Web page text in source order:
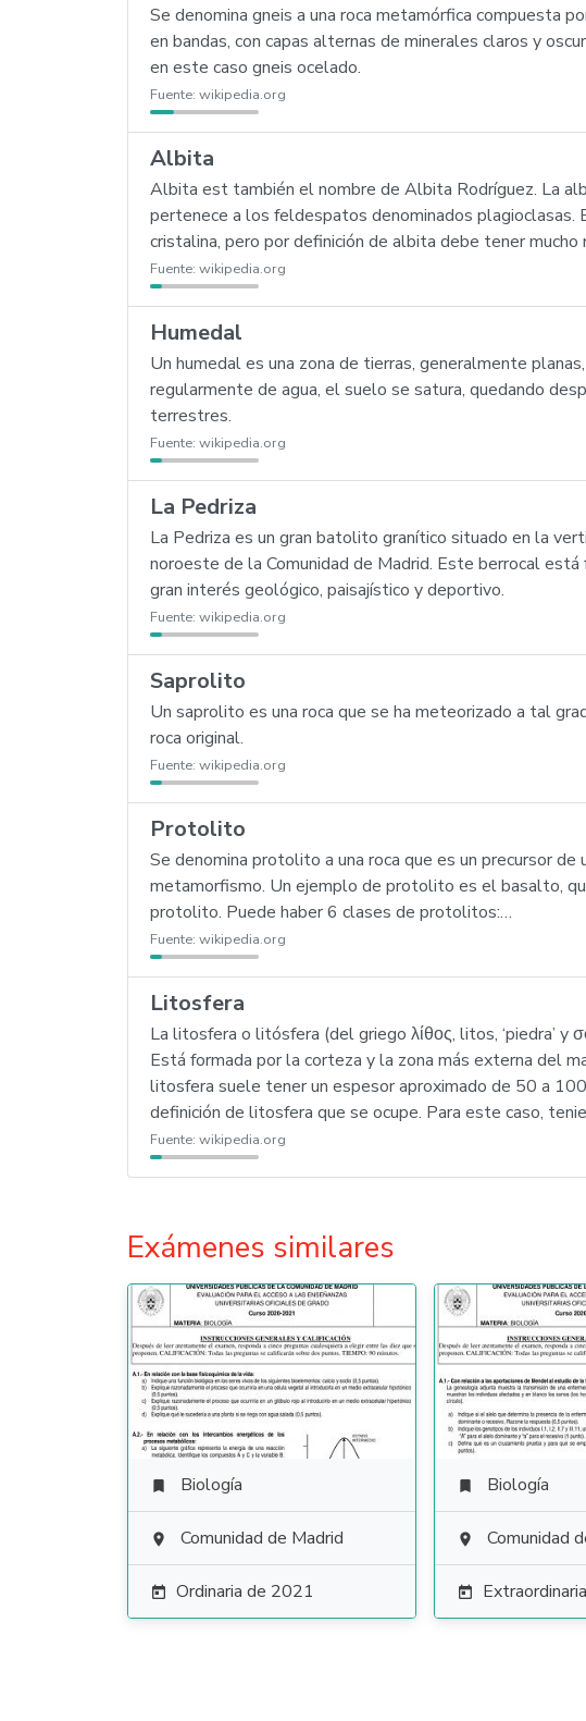
Se denomina gneis a una roca metamórfica compuesta
en bandas, con capas alternas de minerales claros y
en este caso gneis ocelado.
Fuente: wikipedia.org
Albita
Albita est también el nombre de Albita Rodríguez. La
pertenece a los feldespatos denominados
cristalina, pero por definición de albita debe tener
Fuente: wikipedia.org
Humedal
Un humedal es una zona de tierras, generalmente
regularmente de agua, el suelo se satura, quedando
terrestres.
Fuente: wikipedia.org
La Pedriza
La Pedriza es un gran batolito granítico situado en la
noroeste de la Comunidad de Madrid. Este berrocal está
gran interés geológico, paisajístico y deportivo.
Fuente: wikipedia.org
Saprolito
Un saprolito es una roca que se ha meteorizado a tal
roca original.
Fuente: wikipedia.org
Protolito
Se denomina protolito a una roca que es un precursor
metamorfismo. Un ejemplo de protolito es el basalto,
protolito. Puede haber 6 clases de protolitos:…
Fuente: wikipedia.org
Litosfera
La litosfera o litósfera (del griego λίθος, litos, ‘piedra’ y
Está formada por la corteza y la zona más externa del
litosfera suele tener un espesor aproximado de 50 a
definición de litosfera que se ocupe. Para este caso,
Fuente: wikipedia.org
Exámenes similares
 Biología
 Comunidad de Madrid
 Ordinaria de 2021
 Biología
 Comunidad
